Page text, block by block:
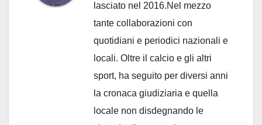
lasciato nel 2016.Nel mezzo
tante collaborazioni con
quotidiani e periodici nazionali e
locali. Oltre il calcio e gli altri
sport, ha seguito per diversi anni
la cronaca giudiziaria e quella
locale non disdegnando le